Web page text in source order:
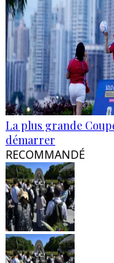
La plus grande
démarrer
RECOMMANDÉ